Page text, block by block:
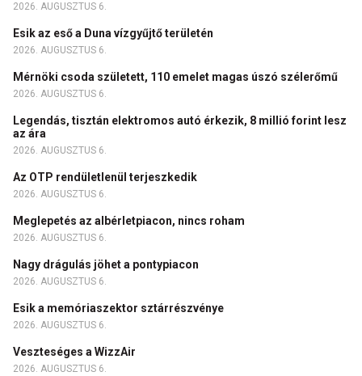
2026. AUGUSZTUS 6.
Esik az eső a Duna vízgyűjtő területén
2026. AUGUSZTUS 6.
Mérnöki csoda született, 110 emelet magas úszó szélerőmű
2026. AUGUSZTUS 6.
Legendás, tisztán elektromos autó érkezik, 8 millió forint lesz
az ára
2026. AUGUSZTUS 6.
Az OTP rendületlenül terjeszkedik
2026. AUGUSZTUS 6.
Meglepetés az albérletpiacon, nincs roham
2026. AUGUSZTUS 6.
Nagy drágulás jöhet a pontypiacon
2026. AUGUSZTUS 6.
Esik a memóriaszektor sztárrészvénye
2026. AUGUSZTUS 6.
Veszteséges a WizzAir
2026. AUGUSZTUS 6.